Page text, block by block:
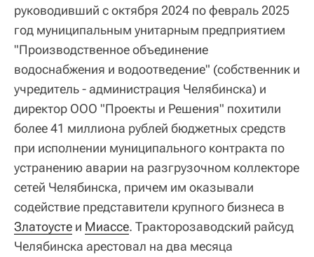
руководивший с октября 2024 по февраль 2025
год муниципальным унитарным предприятием
"Производственное объединение
водоснабжения и водоотведение" (собственник и
учредитель - администрация Челябинска) и
директор ООО "Проекты и Решения" похитили
более 41 миллиона рублей бюджетных средств
при исполнении муниципального контракта по
устранению аварии на разгрузочном коллекторе
сетей Челябинска, причем им оказывали
содействие представители крупного бизнеса в
Златоусте и Миассе. Тракторозаводский райсуд
Челябинска арестовал на два месяца